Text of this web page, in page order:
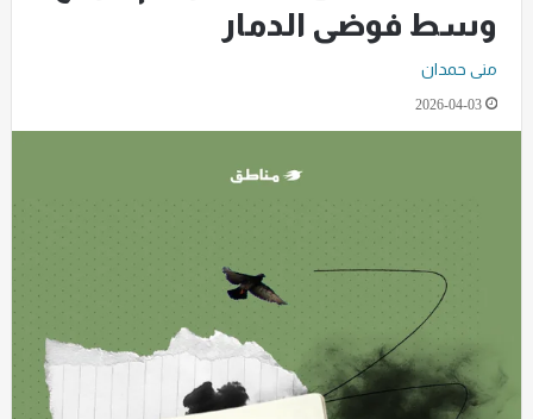
وسط فوضى الدمار
منى حمدان
2026-04-03